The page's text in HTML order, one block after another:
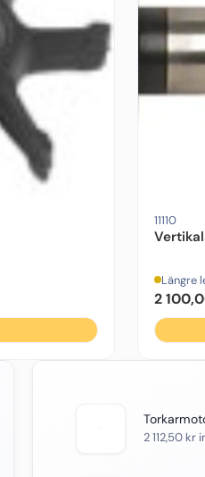
11110
Längre
2
2 112,50 kr